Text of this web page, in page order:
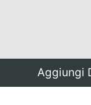
Aggiungi